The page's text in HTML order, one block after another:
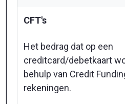
CFT's
Het bedrag dat op een
creditcard/debetkaart
behulp van Credit
rekeningen.